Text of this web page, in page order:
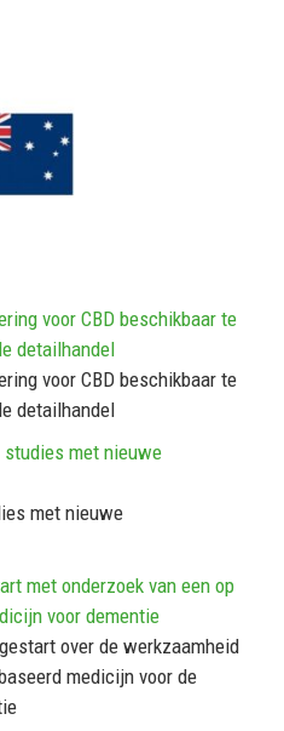
voor CBD beschikbaar te
detailhandel
voor CBD beschikbaar te
detailhandel
met nieuwe
met nieuwe
met onderzoek van een op
voor dementie
over de werkzaamheid
medicijn voor de